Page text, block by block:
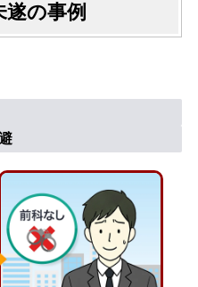
依頼
の事例